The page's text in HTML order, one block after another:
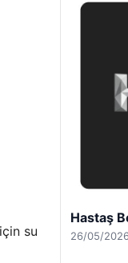
su
Enes
28/04/